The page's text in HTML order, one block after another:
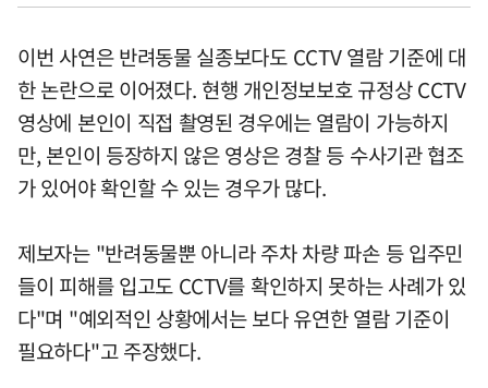
이번 사연은 반려동물 실종보다도 CCTV 열람 기준에 대
한 논란으로 이어졌다. 현행 개인정보보호 규정상 CCTV
영상에 본인이 직접 촬영된 경우에는 열람이 가능하지
만, 본인이 등장하지 않은 영상은 경찰 등 수사기관 협조
가 있어야 확인할 수 있는 경우가 많다.
제보자는 "반려동물뿐 아니라 주차 차량 파손 등 입주민
들이 피해를 입고도 CCTV를 확인하지 못하는 사례가 있
다"며 "예외적인 상황에서는 보다 유연한 열람 기준이
필요하다"고 주장했다.